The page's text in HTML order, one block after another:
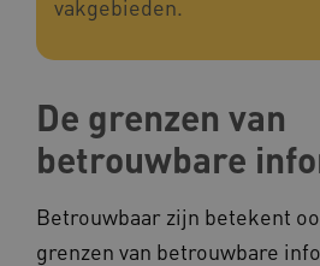
vakgebieden.
De grenzen van
betrouwbare
Betrouwbaar zijn betekent
grenzen van betrouwbare
__cf_bm
BCSessionID
Google Privacy